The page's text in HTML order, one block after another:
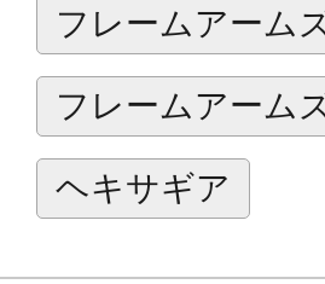
■ライフル後方のコ
アクションギミック
外して遊ぶことが可
■マガジン部は取り
おり弾丸自体も取り
フレームアーム
フレームアーム
ヘキサギア